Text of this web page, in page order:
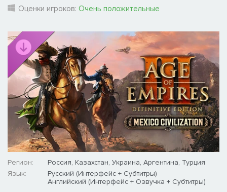
Оценки игроков: Очень положительные
Регион:
Россия, Казахстан, Украина, Аргентина, Турция
Язык:
Русский (Интерфейс + Субтитры)
Английский (Интерфейс + Озвучка + Субтитры)